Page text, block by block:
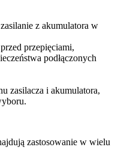
z akumulatora w
przepięciami,
podłączonych
zasilacza i akumulatora,
zastosowanie w wielu